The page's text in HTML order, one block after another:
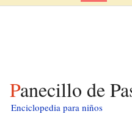
Panecillo de
Enciclopedia para niños